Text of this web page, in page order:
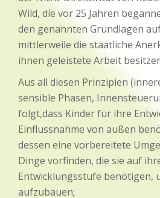
Wild, die vor 25 Jahren
den genannten Grundlagen
mittlerweile die staatliche
ihnen geleistete Arbeit
Aus all diesen Prinzipien
sensible Phasen,
folgt,dass Kinder für ihre
Einflussnahme von außen
dessen eine vorbereitete
Dinge vorfinden, die sie auf
Entwicklungsstufe benötigen,
aufzubauen;